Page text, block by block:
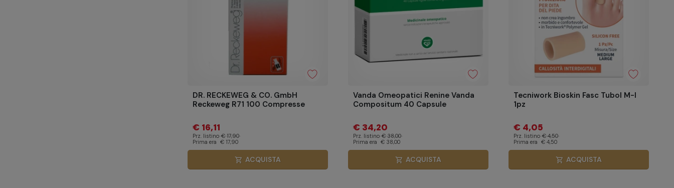
DR. RECKEWEG & CO. GmbH
Reckeweg R71 100 Compresse
€ 16,11
Prz. listino € 17,90
Prima era € 17,90
shopping_cart ACQUISTA
Vanda Omeopatici Renine Vanda
Compositum 40 Capsule
€ 34,20
Prz. listino € 38,00
Prima era € 38,00
shopping_cart ACQUISTA
Tecniwork Bioskin Fasc Tubol M-l
1pz
€ 4,05
Prz. listino € 4,50
Prima era € 4,50
shopping_cart ACQUISTA